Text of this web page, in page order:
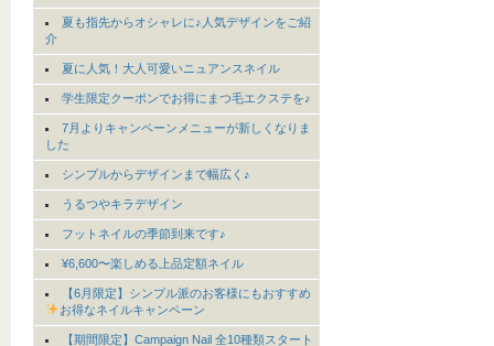
夏も指先からオシャレに♪人気デザインをご紹
介
夏に人気！大人可愛いニュアンスネイル
学生限定クーポンでお得にまつ毛エクステを♪
7月よりキャンペーンメニューが新しくなりま
した
シンプルからデザインまで幅広く♪
うるつやキラデザイン
フットネイルの季節到来です♪
¥6,600〜楽しめる上品定額ネイル
【6月限定】シンプル派のお客様にもおすすめ
お得なネイルキャンペーン
【期間限定】Campaign Nail 全10種類スタート